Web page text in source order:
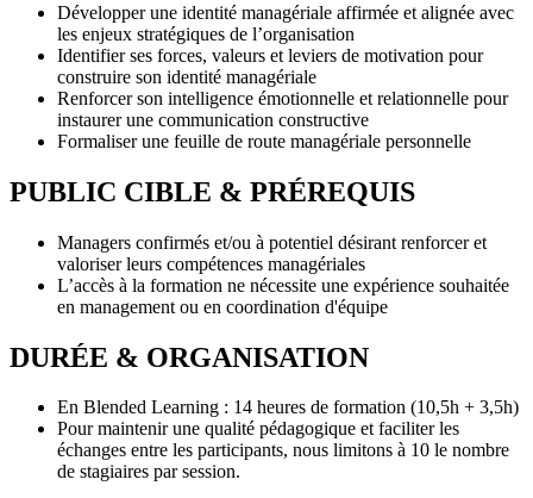
Développer une identité managériale affirmée et alignée avec
les enjeux stratégiques de l’organisation
Identifier ses forces, valeurs et leviers de motivation pour
construire son identité managériale
Renforcer son intelligence émotionnelle et relationnelle pour
instaurer une communication constructive
Formaliser une feuille de route managériale personnelle
PUBLIC CIBLE & PRÉREQUIS
Managers confirmés et/ou à potentiel désirant renforcer et
valoriser leurs compétences managériales
L’accès à la formation ne nécessite une expérience souhaitée
en management ou en coordination d'équipe
DURÉE & ORGANISATION
En Blended Learning : 14 heures de formation (10,5h + 3,5h)
Pour maintenir une qualité pédagogique et faciliter les
échanges entre les participants, nous limitons à 10 le nombre
de stagiaires par session.